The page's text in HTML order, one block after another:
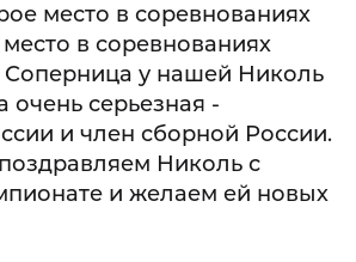
место в соревнованиях
в соревнованиях
Соперница у нашей Николь
очень серьезная -
и член сборной России.
Николь с
и желаем ей новых